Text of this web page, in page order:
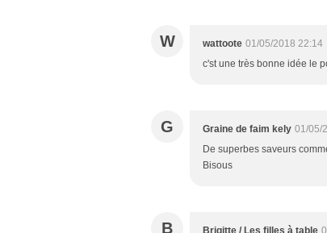
W wattoote 01/05/2018 22:14
c'st une très bonne idée le
G Graine de faim kely 01/05/
De superbes saveurs
Bisous
B Brigitte / Les filles à table